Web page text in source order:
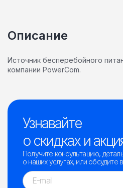
Описание
Источник бесперебойного
компании PowerCom.
Узнавайте
о скидках и
Получите консультацию,
о наших услугах, или обсудите